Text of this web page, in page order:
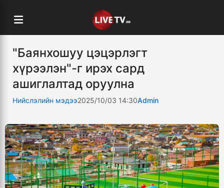
"Баянхошуу цэцэрлэгт
хүрээлэн"-г ирэх сард
ашиглалтад оруулна
Нийслэлийн мэдээ2025/10/03 14:30Admin